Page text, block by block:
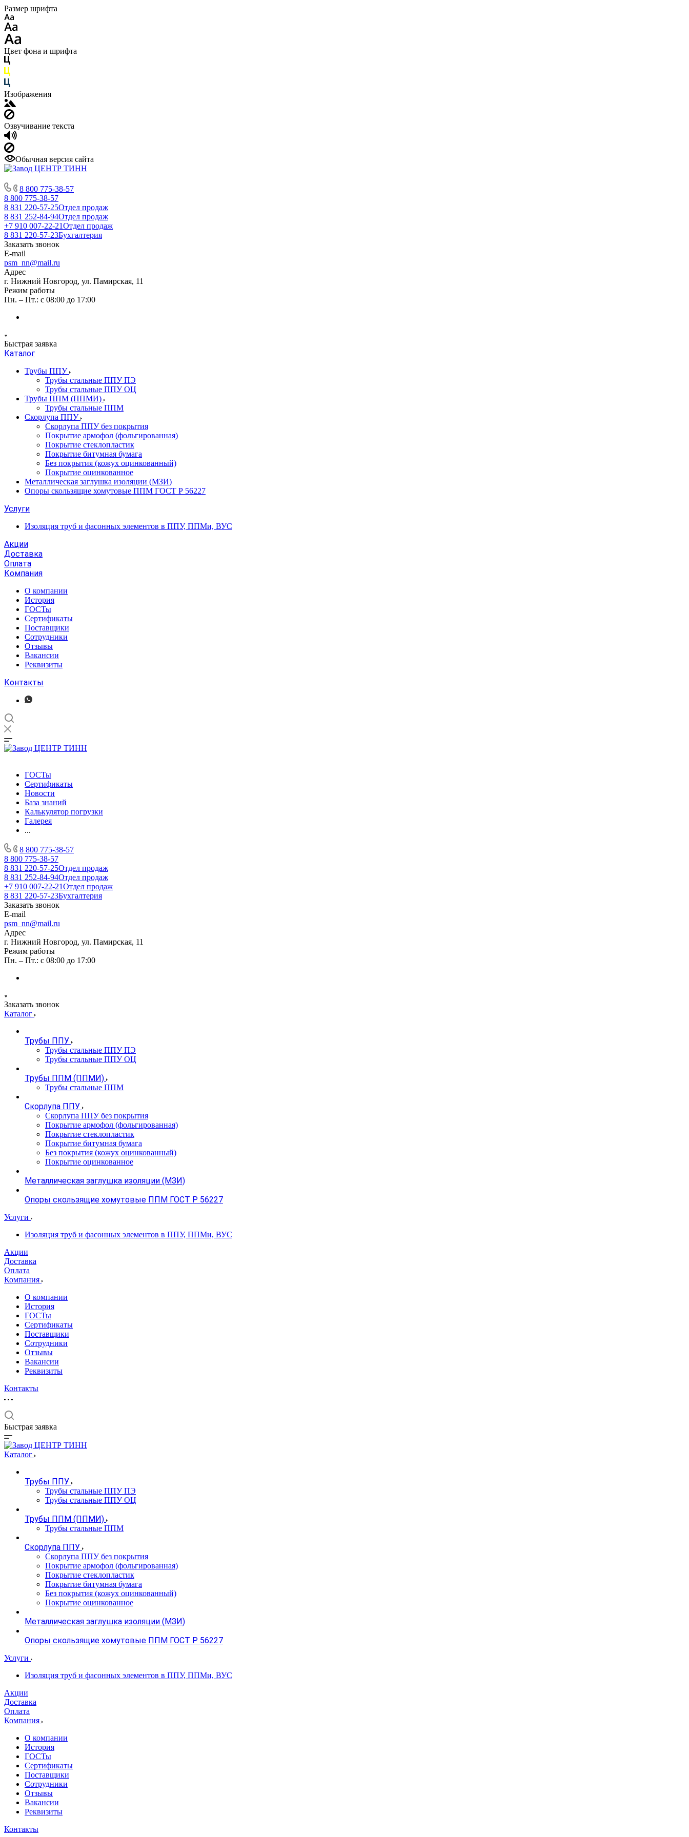
Размер шрифта
Цвет фона и шрифта
Изображения
Озвучивание текста
Обычная версия сайта
8 800 775-38-57
8 800 775-38-57
8 831 220-57-25Отдел продаж
8 831 252-84-94Отдел продаж
+7 910 007-22-21Отдел продаж
8 831 220-57-23Бухгалтерия
Заказать звонок
E-mail
psm_nn@mail.ru
Адрес
г. Нижний Новгород, ул. Памирская, 11
Режим работы
Пн. – Пт.: с 08:00 до 17:00
Быстрая заявка
Каталог
Трубы ППУ
Трубы стальные ППУ ПЭ
Трубы стальные ППУ ОЦ
Трубы ППМ (ППМИ)
Трубы стальные ППМ
Скорлупа ППУ
Скорлупа ППУ без покрытия
Покрытие армофол (фольгированная)
Покрытие стеклопластик
Покрытие битумная бумага
Без покрытия (кожух оцинкованный)
Покрытие оцинкованное
Металлическая заглушка изоляции (МЗИ)
Опоры скользящие хомутовые ППМ ГОСТ Р 56227
Услуги
Изоляция труб и фасонных элементов в ППУ, ППМи, ВУС
Акции
Доставка
Оплата
Компания
О компании
История
ГОСТы
Сертификаты
Поставщики
Сотрудники
Отзывы
Вакансии
Реквизиты
Контакты
ГОСТы
Сертификаты
Новости
База знаний
Калькулятор погрузки
Галерея
...
8 800 775-38-57
8 800 775-38-57
8 831 220-57-25Отдел продаж
8 831 252-84-94Отдел продаж
+7 910 007-22-21Отдел продаж
8 831 220-57-23Бухгалтерия
Заказать звонок
E-mail
psm_nn@mail.ru
Адрес
г. Нижний Новгород, ул. Памирская, 11
Режим работы
Пн. – Пт.: с 08:00 до 17:00
Заказать звонок
Каталог
Трубы ППУ
Трубы стальные ППУ ПЭ
Трубы стальные ППУ ОЦ
Трубы ППМ (ППМИ)
Трубы стальные ППМ
Скорлупа ППУ
Скорлупа ППУ без покрытия
Покрытие армофол (фольгированная)
Покрытие стеклопластик
Покрытие битумная бумага
Без покрытия (кожух оцинкованный)
Покрытие оцинкованное
Металлическая заглушка изоляции (МЗИ)
Опоры скользящие хомутовые ППМ ГОСТ Р 56227
Услуги
Изоляция труб и фасонных элементов в ППУ, ППМи, ВУС
Акции
Доставка
Оплата
Компания
О компании
История
ГОСТы
Сертификаты
Поставщики
Сотрудники
Отзывы
Вакансии
Реквизиты
Контакты
Быстрая заявка
Каталог
Трубы ППУ
Трубы стальные ППУ ПЭ
Трубы стальные ППУ ОЦ
Трубы ППМ (ППМИ)
Трубы стальные ППМ
Скорлупа ППУ
Скорлупа ППУ без покрытия
Покрытие армофол (фольгированная)
Покрытие стеклопластик
Покрытие битумная бумага
Без покрытия (кожух оцинкованный)
Покрытие оцинкованное
Металлическая заглушка изоляции (МЗИ)
Опоры скользящие хомутовые ППМ ГОСТ Р 56227
Услуги
Изоляция труб и фасонных элементов в ППУ, ППМи, ВУС
Акции
Доставка
Оплата
Компания
О компании
История
ГОСТы
Сертификаты
Поставщики
Сотрудники
Отзывы
Вакансии
Реквизиты
Контакты